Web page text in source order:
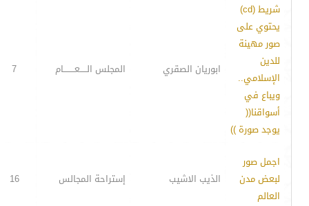
شريط (cd)
يحتوي على
صور مهينة
للدين
الإسلامي..
ويباع في
أسواقنا((
يوجد صورة ))
ابوريان الصقري المجلس الـــــعــــــــام 7
اجمل صور
لبعض مدن
العالم
الذيب الاشيب إستراحة المجالس 16